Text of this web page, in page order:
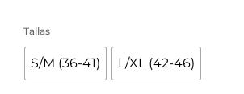
Tallas
S/M (36-41) L/XL (42-46)